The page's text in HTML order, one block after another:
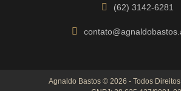
(62) 3142-6281
Agnaldo Bastos © 2026 - Todos